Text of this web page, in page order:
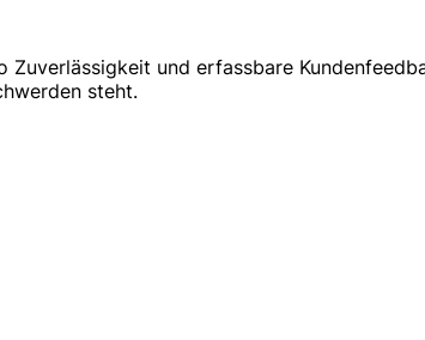
und erfassbare
steht.